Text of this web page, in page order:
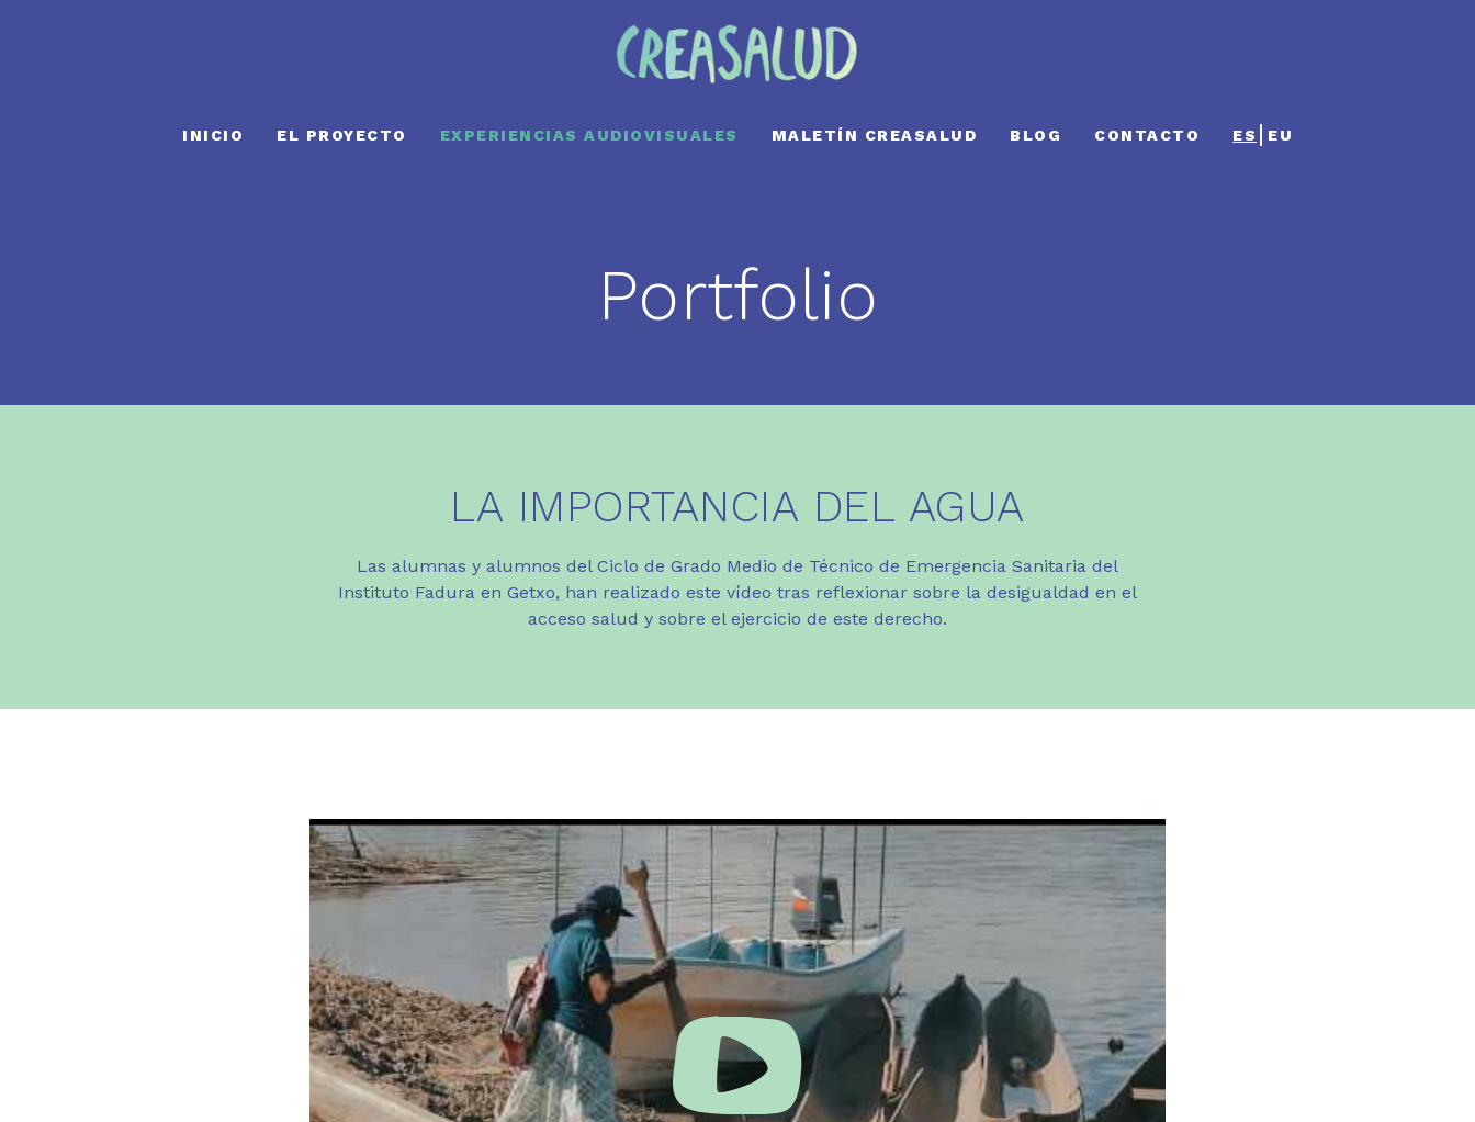
INICIO EL PROYECTO EXPERIENCIAS AUDIOVISUALES MALETÍN CREASALUD BLOG CONTACTO ES EU
Portfolio
LA IMPORTANCIA DEL AGUA
Las alumnas y alumnos del Ciclo de Grado Medio de Técnico de Emergencia Sanitaria del
Instituto Fadura en Getxo, han realizado este vídeo tras reflexionar sobre la desigualdad en el
acceso salud y sobre el ejercicio de este derecho.